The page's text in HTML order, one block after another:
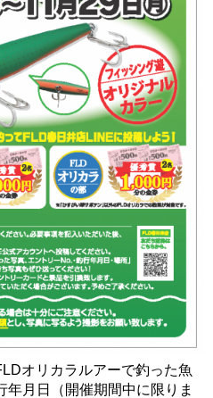
オリカラルアーで釣った魚
年月日（開催期間中に限りま